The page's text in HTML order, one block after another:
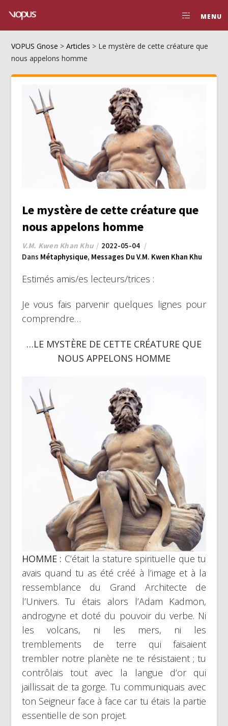
MENU
VOPUS Gnose >Articles > Le mystère de cette créature que
nous appelons homme
Le mystère de cette créature que
nous appelons homme
V.M. Kwen Khan Khu
2022-05-04
Dans Métaphysique, Messages Du V.M. Kwen Khan Khu
Estimés amis/es lecteurs/trices :
Je vous fais parvenir quelques lignes pour
comprendre…
…LE MYSTÈRE DE CETTE CRÉATURE QUE
NOUS APPELONS HOMME
HOMME : C’était la stature spirituelle que tu
avais quand tu as été créé à l’image et à la
ressemblance du Grand Architecte de
l’Univers. Tu étais alors l’Adam Kadmon,
androgyne et doté du pouvoir du verbe. Ni
les volcans, ni les mers, ni les
tremblements de terre qui faisaient
trembler notre planète ne te résistaient ; tu
contrôlais tout avec la langue d’or qui
jaillissait de ta gorge. Tu communiquais avec
ton Seigneur face à face car tu étais la partie
essentielle de son projet.